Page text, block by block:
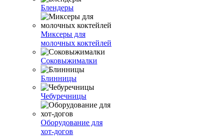
Блендеры
Миксеры для
молочных коктейлей
Соковыжималки
Блинницы
Чебуречницы
Оборудование для
хот-догов